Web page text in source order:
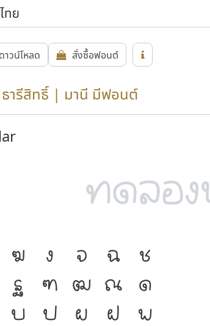
าวน์โหลด สั่งซื้อฟอนต์
ารีสิทธิ์ | มานี มีฟอนต์
ฆ ง จ ฉ
ช
ฐ ฑ ฒ ณ
ด
บ ป ผ ฝ
พ